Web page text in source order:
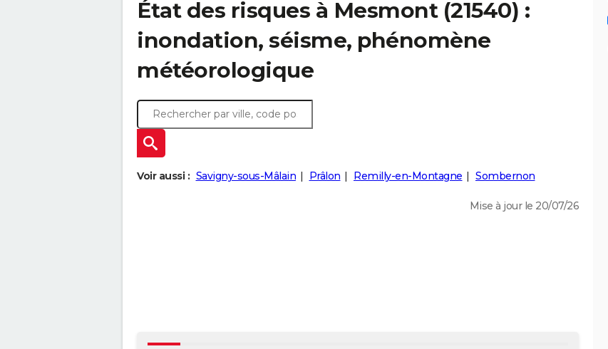
État des risques à Mesmont (21540) :
inondation, séisme, phénomène
météorologique
Voir aussi : Savigny-sous-Mâlain Prâlon Remilly-en-Montagne Sombernon
Mise à jour le 20/07/26